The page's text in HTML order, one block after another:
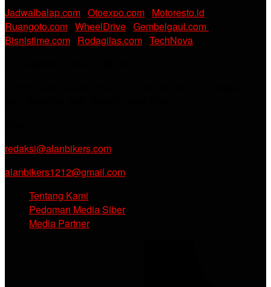
Jadwalbalap.com Otoexpo.com Motoresto.id
Ruangoto.com WheelDrive Gembelgaul.com
Bisnistime.com Rodagilas.com TechNova
redaksi@alanbikers.com
alanbikers1212@gmail.com
Tentang Kami
Pedoman Media Siber
Media Partner